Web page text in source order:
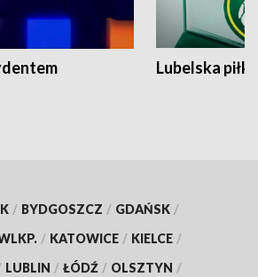
Lubelska piłka
/ BYDGOSZCZ / GDAŃSK /
/ KATOWICE / KIELCE /
LUBLIN / ŁÓDŹ / OLSZTYN /